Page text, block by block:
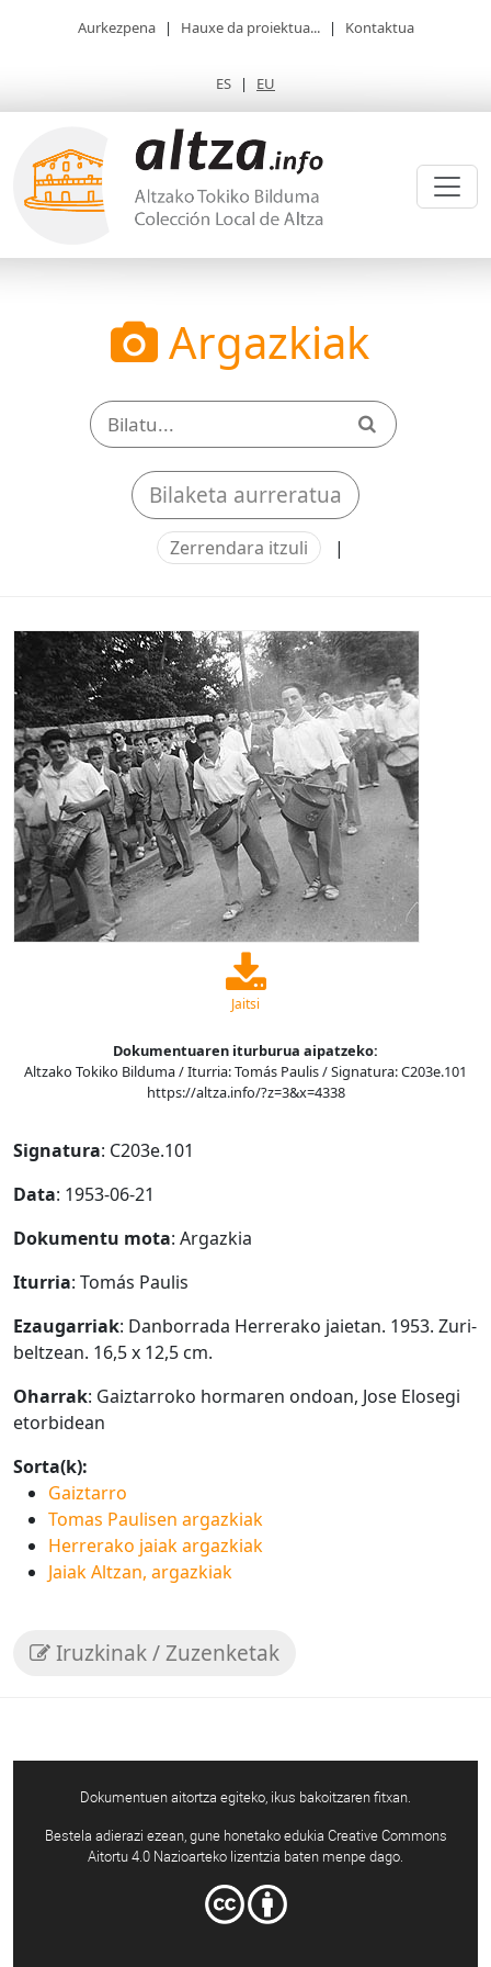
Aurkezpena | Hauxe da proiektua... | Kontaktua
ES | EU
Argazkiak
Bilaketa aurreratua
Zerrendara itzuli |
Jaitsi
Dokumentuaren iturburua aipatzeko:
Altzako Tokiko Bilduma / Iturria: Tomás Paulis / Signatura: C203e.101
https://altza.info/?z=3&x=4338
Signatura: C203e.101
Data: 1953-06-21
Dokumentu mota: Argazkia
Iturria: Tomás Paulis
Ezaugarriak: Danborrada Herrerako jaietan. 1953. Zuri-
beltzean. 16,5 x 12,5 cm.
Oharrak: Gaiztarroko hormaren ondoan, Jose Elosegi
etorbidean
Sorta(k):
Gaiztarro
Tomas Paulisen argazkiak
Herrerako jaiak argazkiak
Jaiak Altzan, argazkiak
Iruzkinak / Zuzenketak
Dokumentuen aitortza egiteko, ikus bakoitzaren fitxan.
Bestela adierazi ezean, gune honetako edukia Creative Commons
Aitortu 4.0 Nazioarteko lizentzia baten menpe dago.